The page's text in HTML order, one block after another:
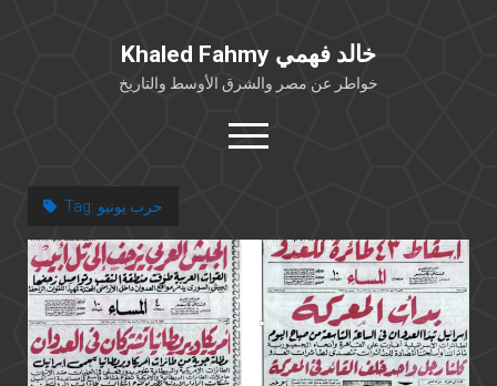
Khaled Fahmy خالد فهمي
خواطر عن مصر والشرق الأوسط والتاريخ
open
menu
خلفية شخصية
كتابات أكاديمية
مقالات صحافية
بوستات من فيسبوك
Tag: حرب يونيو